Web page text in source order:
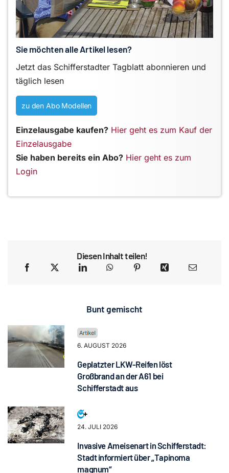
Sie möchten alle Artikel lesen?
Jetzt das Schifferstadter Tagblatt abonnieren und
täglich lesen
zu den Abo Modellen
Einzelausgabe kaufen? Hier geht es zum Kauf der
Einzelausgabe
Sie haben bereits ein Abo? Hier geht es zum
Login
Diesen Inhalt teilen!
Bunt gemischt
6. AUGUST 2026
Geplatzter LKW-Reifen löst
Großbrand an der A61 bei
Schifferstadt aus
24. JULI 2026
Invasive Ameisenart in Schifferstadt:
Stadt informiert über „Tapinoma
magnum“